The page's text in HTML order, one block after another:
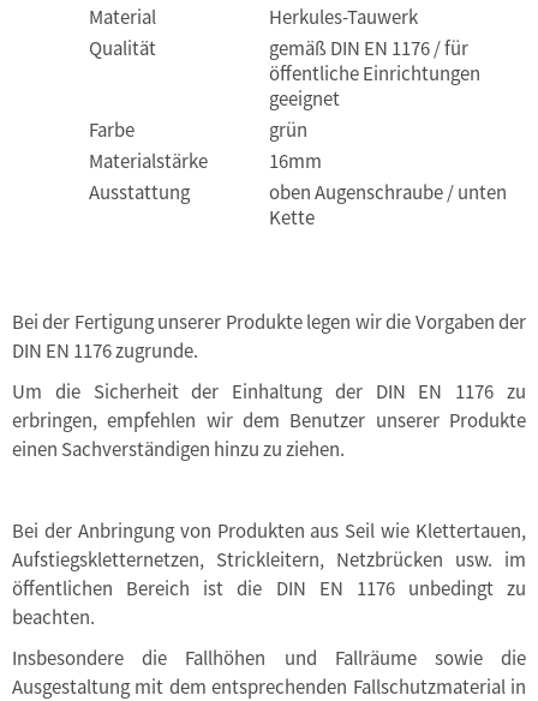
Material
Herkules-Tauwerk
Qualität
gemäß DIN EN 1176 / für
öffentliche Einrichtungen
geeignet
Farbe
grün
Materialstärke
16mm
Ausstattung
oben Augenschraube / unten
Kette
Bei der Fertigung unserer Produkte legen wir die Vorgaben der
DIN EN 1176 zugrunde.
Um die Sicherheit der Einhaltung der DIN EN 1176 zu
erbringen, empfehlen wir dem Benutzer unserer Produkte
einen Sachverständigen hinzu zu ziehen.
Bei der Anbringung von Produkten aus Seil wie Klettertauen,
Aufstiegskletternetzen, Strickleitern, Netzbrücken usw. im
öffentlichen Bereich ist die DIN EN 1176 unbedingt zu
beachten.
Insbesondere die Fallhöhen und Fallräume sowie die
Ausgestaltung mit dem entsprechenden Fallschutzmaterial in